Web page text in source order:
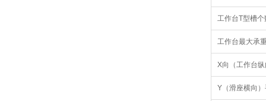
工作台T型槽
工作台最大承
X向（工作台
Y（滑座横向